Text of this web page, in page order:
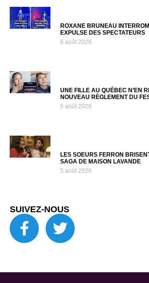
ROXANE BRUNEAU
EXPULSE DES SPECTATEURS
6 août 2026
UNE FILLE AU QUÉBEC N’EN
NOUVEAU RÈGLEMENT DU
5 août 2026
LES SOEURS FERRON
SAGA DE MAISON LAVANDE
5 août 2026
SUIVEZ-NOUS